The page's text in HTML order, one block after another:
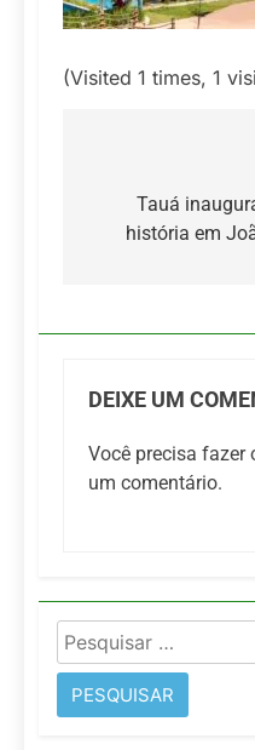
(Visited 1 times, 1
Tauá
história em
DEIXE UM
Você precisa fazer
um comentário.
Pesquisar
por: